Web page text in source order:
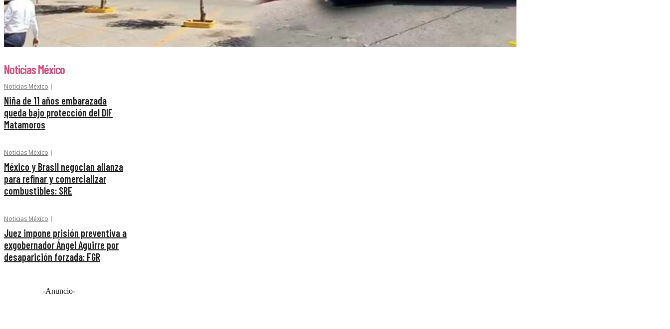
Noticias México
Noticias México
Niña de 11 años embarazada
queda bajo protección del DIF
Matamoros
Noticias México
México y Brasil negocian alianza
para refinar y comercializar
combustibles: SRE
Noticias México
Juez impone prisión preventiva a
exgobernador Ángel Aguirre por
desaparición forzada: FGR
-Anuncio-